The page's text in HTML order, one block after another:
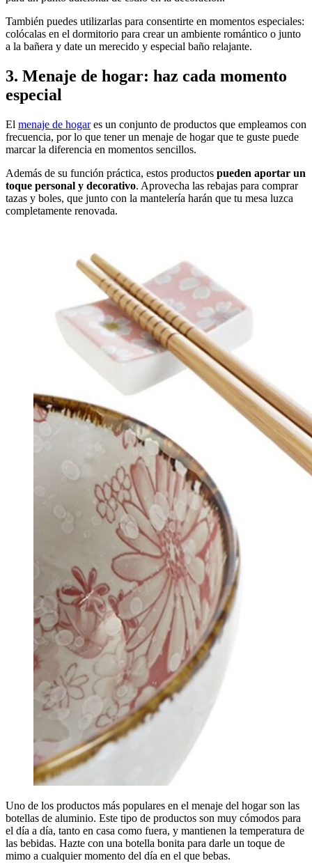
También puedes utilizarlas para consentirte en momentos especiales:
colócalas en el dormitorio para crear un ambiente romántico o junto
a la bañera y date un merecido y especial baño relajante.
3. Menaje de hogar: haz cada momento
especial
El menaje de hogares un conjunto de productos que empleamos con
frecuencia, por lo que tener un menaje de hogar que te guste puede
marcar la diferencia en momentos sencillos.
Además de su función práctica, estos productos pueden aportar un
toque personal y decorativo. Aprovecha las rebajas para comprar
tazas y boles, que junto con la mantelería harán que tu mesa luzca
completamente renovada.
Uno de los productos más populares en el menaje del hogar son las
botellas de aluminio. Este tipo de productos son muy cómodos para
el día a día, tanto en casa como fuera, y mantienen la temperatura de
las bebidas. Hazte con una botella bonita para darle un toque de
mimo a cualquier momento del día en el que bebas.